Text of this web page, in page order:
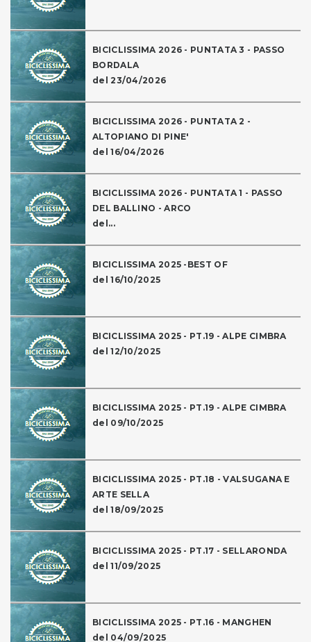
BICICLISSIMA 2026 - PUNTATA 3 - PASSO
BORDALA
del 23/04/2026
BICICLISSIMA 2026 - PUNTATA 2 -
ALTOPIANO DI PINE'
del 16/04/2026
BICICLISSIMA 2026 - PUNTATA 1 - PASSO
DEL BALLINO - ARCO
del...
BICICLISSIMA 2025 -BEST OF
del 16/10/2025
BICICLISSIMA 2025 - PT.19 - ALPE CIMBRA
del 12/10/2025
BICICLISSIMA 2025 - PT.19 - ALPE CIMBRA
del 09/10/2025
BICICLISSIMA 2025 - PT.18 - VALSUGANA E
ARTE SELLA
del 18/09/2025
BICICLISSIMA 2025 - PT.17 - SELLARONDA
del 11/09/2025
BICICLISSIMA 2025 - PT.16 - MANGHEN
del 04/09/2025